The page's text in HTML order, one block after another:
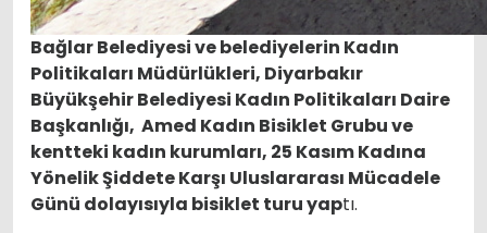
Bağlar Belediyesi ve belediyelerin Kadın
Politikaları Müdürlükleri, Diyarbakır
Büyükşehir Belediyesi Kadın Politikaları Daire
Başkanlığı, Amed Kadın Bisiklet Grubu ve
kentteki kadın kurumları, 25 Kasım Kadına
Yönelik Şiddete Karşı Uluslararası Mücadele
Günü dolayısıyla bisiklet turu yaptı.